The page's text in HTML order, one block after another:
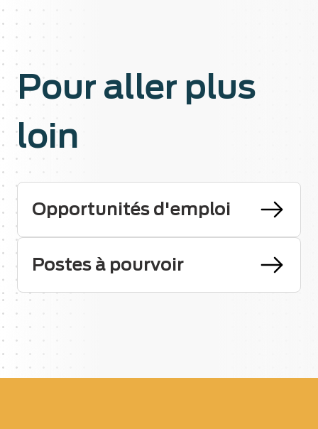
Pour aller plus
loin
Opportunités d'emploi
Postes à pourvoir